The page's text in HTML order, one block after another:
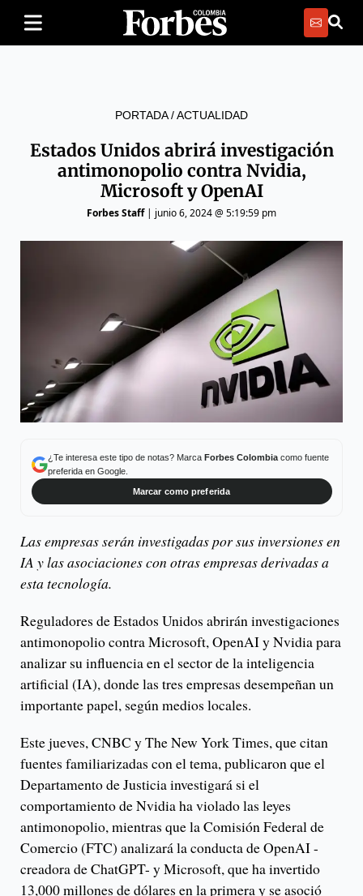
PORTADA/ACTUALIDAD
Estados Unidos abrirá investigación
antimonopolio contra Nvidia,
Microsoft y OpenAI
Forbes Staff| junio 6, 2024 @ 5:19:59 pm
¿Te interesa este tipo de notas? Marca Forbes Colombiacomo fuente
preferida en Google.
Marcar como preferida
Las empresas serán investigadas por sus inversiones en
IA y las asociaciones con otras empresas derivadas a
esta tecnología.
Reguladores de Estados Unidos abrirán investigaciones
antimonopolio contra Microsoft, OpenAI y Nvidia para
analizar su influencia en el sector de la inteligencia
artificial (IA), donde las tres empresas desempeñan un
importante papel, según medios locales.
Este jueves, CNBC y The New York Times, que citan
fuentes familiarizadas con el tema, publicaron que el
Departamento de Justicia investigará si el
comportamiento de Nvidia ha violado las leyes
antimonopolio, mientras que la Comisión Federal de
Comercio (FTC) analizará la conducta de OpenAI -
creadora de ChatGPT- y Microsoft, que ha invertido
13,000 millones de dólares en la primera y se asoció